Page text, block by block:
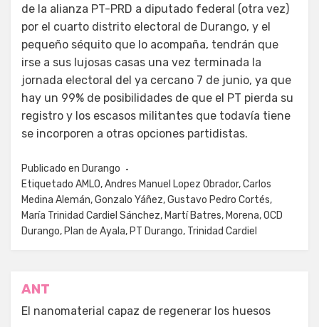
de la alianza PT-PRD a diputado federal (otra vez)
por el cuarto distrito electoral de Durango, y el
pequeño séquito que lo acompaña, tendrán que
irse a sus lujosas casas una vez terminada la
jornada electoral del ya cercano 7 de junio, ya que
hay un 99% de posibilidades de que el PT pierda su
registro y los escasos militantes que todavía tiene
se incorporen a otras opciones partidistas.
Publicado en Durango
Etiquetado AMLO,Andres Manuel Lopez Obrador,Carlos
Medina Alemán,Gonzalo Yáñez,Gustavo Pedro Cortés,
María Trinidad Cardiel Sánchez, Martí Batres, Morena,OCD
Durango, Plan de Ayala, PT Durango, Trinidad Cardiel
Navegación
de
ANT
El nanomaterial capaz de regenerar los huesos